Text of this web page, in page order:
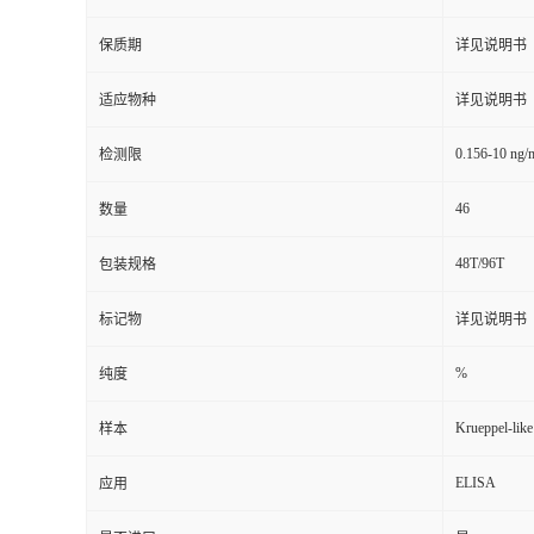
保质期 详见说明书
适应物种 详见说明书
检测限 0.156-10 ng/
数量 46
包装规格 48T/96T
标记物 详见说明书
纯度 %
样本 Krueppel-
应用 ELISA